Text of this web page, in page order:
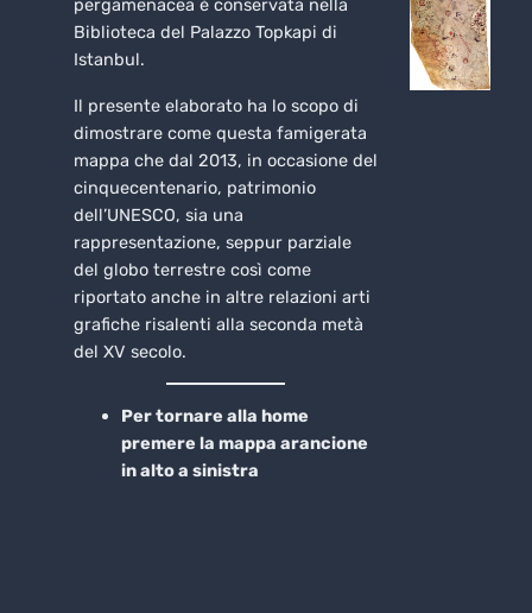
pergamenacea è conservata nella
Biblioteca del Palazzo Topkapi di
Istanbul.
Il presente elaborato ha lo scopo di
dimostrare come questa famigerata
mappa che dal 2013, in occasione del
cinquecentenario, patrimonio
dell’UNESCO, sia una
rappresentazione, seppur parziale
del globo terrestre così come
riportato anche in altre relazioni arti
grafiche risalenti alla seconda metà
del XV secolo.
Per tornare alla home
premere la mappa arancione
in alto a sinistra